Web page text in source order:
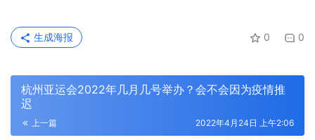
0 0
生成海报
杭州亚运会2022年几月几号举办？会不会因为疫情推
迟
上一篇 2022年4月24日 上午2:06